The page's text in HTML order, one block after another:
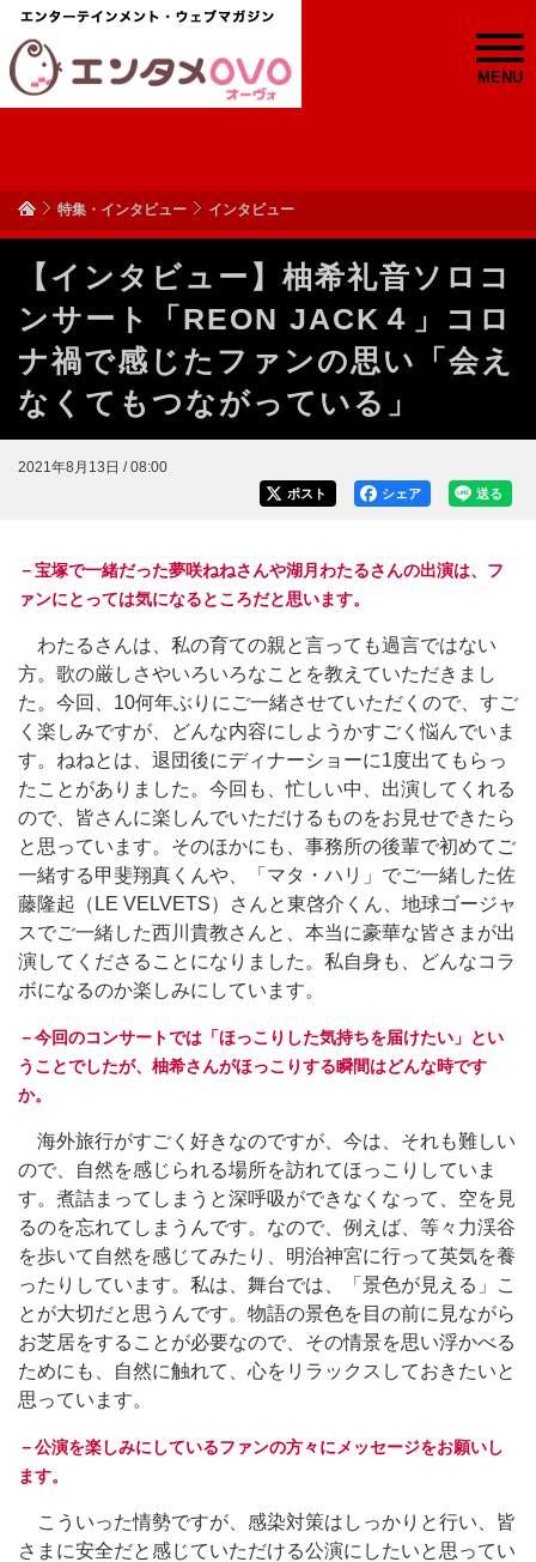
MENU
特集・インタビュー インタビュー
【インタビュー】柚希礼音ソロコ
ンサート「REON JACK４」コロ
ナ禍で感じたファンの思い「会え
なくてもつながっている」
2021年8月13日 / 08:00
送る
シェア
ポスト
－宝塚で一緒だった夢咲ねねさんや湖月わたるさんの出演は、フ
ァンにとっては気になるところだと思います。
わたるさんは、私の育ての親と言っても過言ではない
方。歌の厳しさやいろいろなことを教えていただきまし
た。今回、10何年ぶりにご一緒させていただくので、すご
く楽しみですが、どんな内容にしようかすごく悩んでいま
す。ねねとは、退団後にディナーショーに1度出てもらっ
たことがありました。今回も、忙しい中、出演してくれる
ので、皆さんに楽しんでいただけるものをお見せできたら
と思っています。そのほかにも、事務所の後輩で初めてご
一緒する甲斐翔真くんや、「マタ・ハリ」でご一緒した佐
藤隆起（LE VELVETS）さんと東啓介くん、地球ゴージャ
スでご一緒した西川貴教さんと、本当に豪華な皆さまが出
演してくださることになりました。私自身も、どんなコラ
ボになるのか楽しみにしています。
－今回のコンサートでは「ほっこりした気持ちを届けたい」とい
うことでしたが、柚希さんがほっこりする瞬間はどんな時です
か。
海外旅行がすごく好きなのですが、今は、それも難しい
ので、自然を感じられる場所を訪れてほっこりしていま
す。煮詰まってしまうと深呼吸ができなくなって、空を見
るのを忘れてしまうんです。なので、例えば、等々力渓谷
を歩いて自然を感じてみたり、明治神宮に行って英気を養
ったりしています。私は、舞台では、「景色が見える」こ
とが大切だと思うんです。物語の景色を目の前に見ながら
お芝居をすることが必要なので、その情景を思い浮かべる
ためにも、自然に触れて、心をリラックスしておきたいと
思っています。
－公演を楽しみにしているファンの方々にメッセージをお願いし
ます。
こういった情勢ですが、感染対策はしっかりと行い、皆
さまに安全だと感じていただける公演にしたいと思ってい